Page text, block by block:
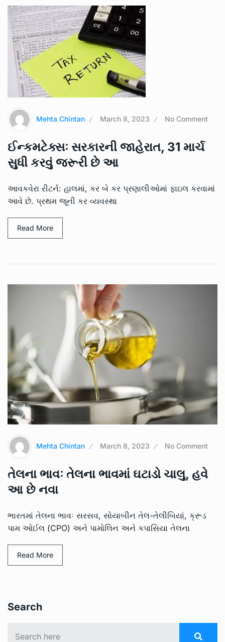
Mehta Chintan March 8, 2023 No Comment
ઈન્કમટેક્સઃ સરકારની જાહેરાત, 31 માર્ચ
સુધી કરવું જરૂરી છે આ
આવકવેરા રીટર્ન: હાલમાં, કર બે કર પ્રણાલીઓમાં ફાઇલ કરવામાં
આવે છે. પ્રથમ જૂની કર વ્યવસ્થા
Read More
Mehta Chintan March 8, 2023 No Comment
તેલના ભાવઃ તેલના ભાવમાં ઘટાડો ચાલુ, હવે
આ છે નવા
ભારતમાં તેલના ભાવઃ સરસવ, સોયાબીન તેલ-તેલીબિયાં, ક્રૂડ
પામ ઓઈલ (CPO) અને પામોલિન અને કપાસિયા તેલના
Read More
Search